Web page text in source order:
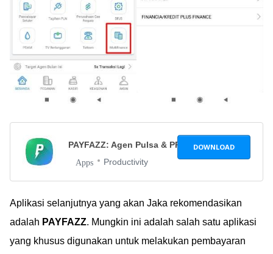
PAYFAZZ: Agen Pulsa & PPOB Termurah
Apps Productivity
DOWNLOAD
Aplikasi selanjutnya yang akan Jaka rekomendasikan
adalah PAYFAZZ. Mungkin ini adalah salah satu aplikasi
yang khusus digunakan untuk melakukan pembayaran